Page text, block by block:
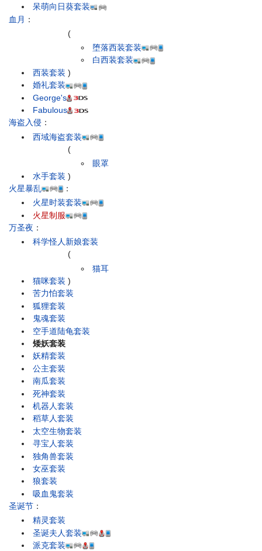
呆萌向日葵套装
血月 ：
西装套装
(
堕落西装套装
白西装套装
)
婚礼套装
George's
Fabulous
海盗入侵 ：
西域海盗套装
水手套装
(
眼罩
)
火星暴乱
：
火星时装套装
火星制服
万圣夜 ：
科学怪人新娘套装
猫咪套装
(
猫耳
)
苦力怕套装
狐狸套装
鬼魂套装
空手道陆龟套装
矮妖套装
妖精套装
公主套装
南瓜套装
死神套装
机器人套装
稻草人套装
太空生物套装
寻宝人套装
独角兽套装
女巫套装
狼套装
吸血鬼套装
圣诞节 ：
精灵套装
圣诞夫人套装
派克套装